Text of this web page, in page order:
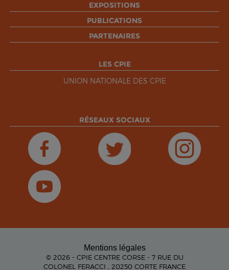
EXPOSITIONS
PUBLICATIONS
PARTENAIRES
LES CPIE
UNION NATIONALE DES CPIE
RÉSEAUX SOCIAUX
Mentions légales
© 2026 - CPIE CENTRE CORSE - 7 RUE DU
COLONEL FERACCI , 20250 CORTE FRANCE